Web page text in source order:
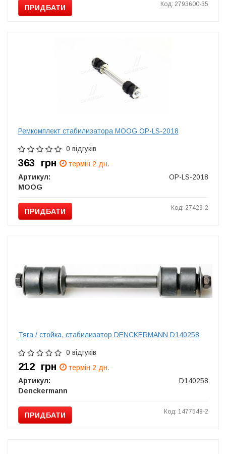
ПРИДБАТИ Код: 2793600-35
Ремкомплект стабилизатора MOOG OP-LS-2018
0 відгуків
363 грн
термін 2 дн.
Артикул:
OP-LS-2018
MOOG
ПРИДБАТИ Код: 27429-2
Тяга / стойка, стабилизатор DENCKERMANN D140258
0 відгуків
212 грн
термін 2 дн.
Артикул:
D140258
Denckermann
ПРИДБАТИ Код: 1477548-2